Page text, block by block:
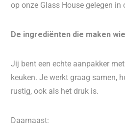
op onze Glass House gelegen in
De ingrediënten die maken
Jij bent een echte aanpakker
keuken. Je werkt graag samen,
rustig, ook als het druk is.
Daarnaast: